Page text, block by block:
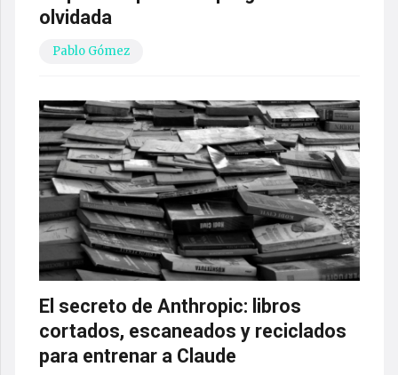
olvidada
Pablo Gómez
El secreto de Anthropic: libros
cortados, escaneados y reciclados
para entrenar a Claude